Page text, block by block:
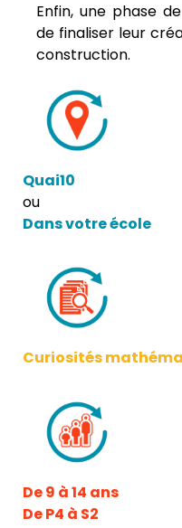
Enfin, une phase
de finaliser leur
construction.
Quai10
ou
Dans votre école
Curiosités
De 9 à 14 ans
De P4 à S2